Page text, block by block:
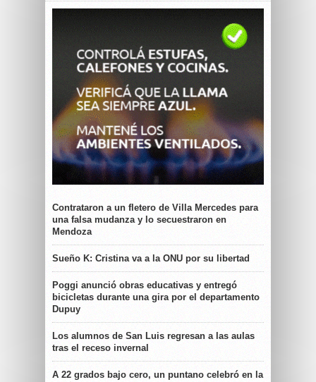
Contrataron a un fletero de Villa Mercedes para
una falsa mudanza y lo secuestraron en
Mendoza
Sueño K: Cristina va a la ONU por su libertad
Poggi anunció obras educativas y entregó
bicicletas durante una gira por el departamento
Dupuy
Los alumnos de San Luis regresan a las aulas
tras el receso invernal
A 22 grados bajo cero, un puntano celebró en la